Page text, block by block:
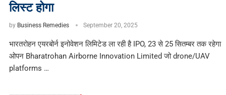
लिस्ट होगा
by Business Remedies September 20, 2025
भारतरोहन एयरबोर्न इनोवेशन लिमिटेड ला रही है IPO, 23 से 25 सितम्बर तक रहेगा
ओपन Bharatrohan Airborne Innovation Limited जो drone/UAV
platforms …